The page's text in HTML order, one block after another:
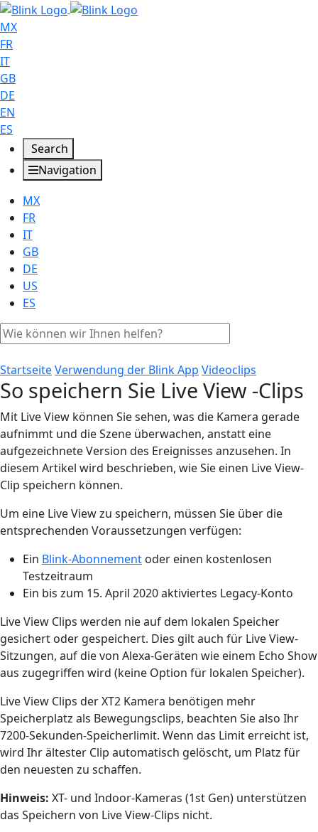
MX
FR
IT
GB
DE
EN
ES
Search
Navigation
MX
FR
IT
GB
DE
US
ES
StartseiteVerwendung der Blink App Videoclips
So speichern Sie Live View -Clips
Mit Live View können Sie sehen, was die Kamera gerade
aufnimmt und die Szene überwachen, anstatt eine
aufgezeichnete Version des Ereignisses anzusehen. In
diesem Artikel wird beschrieben, wie Sie einen Live View-
Clip speichern können.
Um eine Live View zu speichern, müssen Sie über die
entsprechenden Voraussetzungen verfügen:
Ein Blink-Abonnement oder einen kostenlosen
Testzeitraum
Ein bis zum 15. April 2020 aktiviertes Legacy-Konto
Live View Clips werden nie auf dem lokalen Speicher
gesichert oder gespeichert. Dies gilt auch für Live View-
Sitzungen, auf die von Alexa-Geräten wie einem Echo Show
aus zugegriffen wird (keine Option für lokalen Speicher).
Live View Clips der XT2 Kamera benötigen mehr
Speicherplatz als Bewegungsclips, beachten Sie also Ihr
7200-Sekunden-Speicherlimit. Wenn das Limit erreicht ist,
wird Ihr ältester Clip automatisch gelöscht, um Platz für
den neuesten zu schaffen.
Hinweis: XT- und Indoor-Kameras (1st Gen) unterstützen
das Speichern von Live View-Clips nicht.